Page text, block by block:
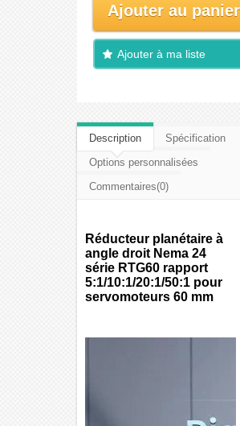
Ajouter au panier
Ajouter à ma liste
Description
Spécification
Options personnalisées
Commentaires(0)
Réducteur planétaire à
angle droit Nema 24
série RTG60 rapport
5:1/10:1/20:1/50:1 pour
servomoteurs 60 mm